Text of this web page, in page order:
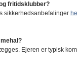
fritidsklubber?
sikkerhedsanbefalinger
Ejeren er typisk